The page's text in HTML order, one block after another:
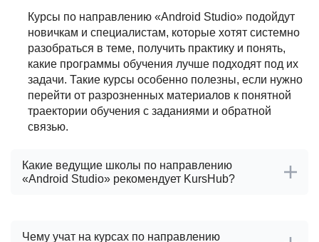
Курсы по направлению «Android Studio» подойдут
новичкам и специалистам, которые хотят системно
разобраться в теме, получить практику и понять,
какие программы обучения лучше подходят под их
задачи. Такие курсы особенно полезны, если нужно
перейти от разрозненных материалов к понятной
траектории обучения с заданиями и обратной
связью.
Какие ведущие школы по направлению
«Android Studio» рекомендует KursHub?
Studio» KursHub выделяет ведущие проверенные
Чему учат на курсах по направлению